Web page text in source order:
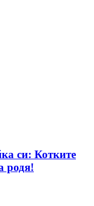
си: Котките
родя!